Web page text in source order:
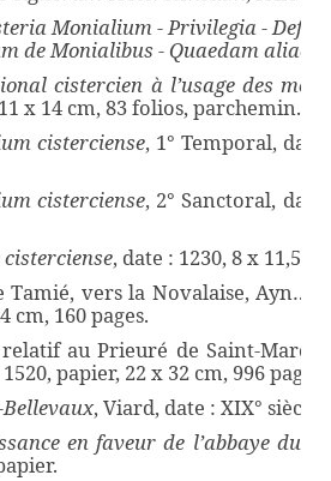
Monialium - Privilegia -
de Monialibus - Quaedam aliae
cistercien à l’usage des
x 14 cm, 83 folios, parchemin.
cisterciense, 1° Temporal,
cisterciense, 2° Sanctoral,
, date : 1230, 8 x 11,5
Tamié, vers la Novalaise, Ayn…,
cm, 160 pages.
au Prieuré de Saint-Marcel
papier, 22 x 32 cm, 996 pages.
, Viard, date : XIX°
en faveur de l’abbaye du